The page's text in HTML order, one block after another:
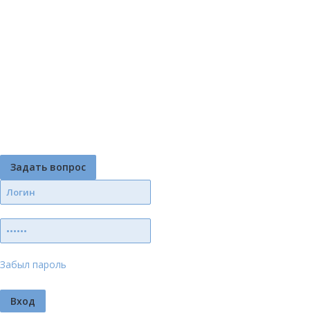
Задать вопрос
Забыл пароль